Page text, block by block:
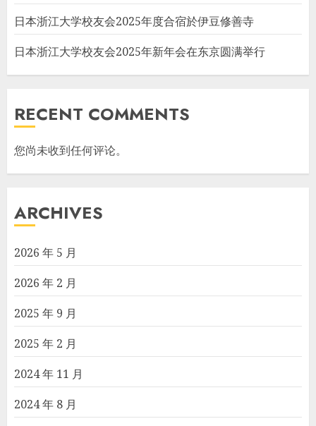
日本浙江大学校友会2025年度合宿於伊豆修善寺
日本浙江大学校友会2025年新年会在东京圆满举行
RECENT COMMENTS
您尚未收到任何评论。
ARCHIVES
2026 年 5 月
2026 年 2 月
2025 年 9 月
2025 年 2 月
2024 年 11 月
2024 年 8 月